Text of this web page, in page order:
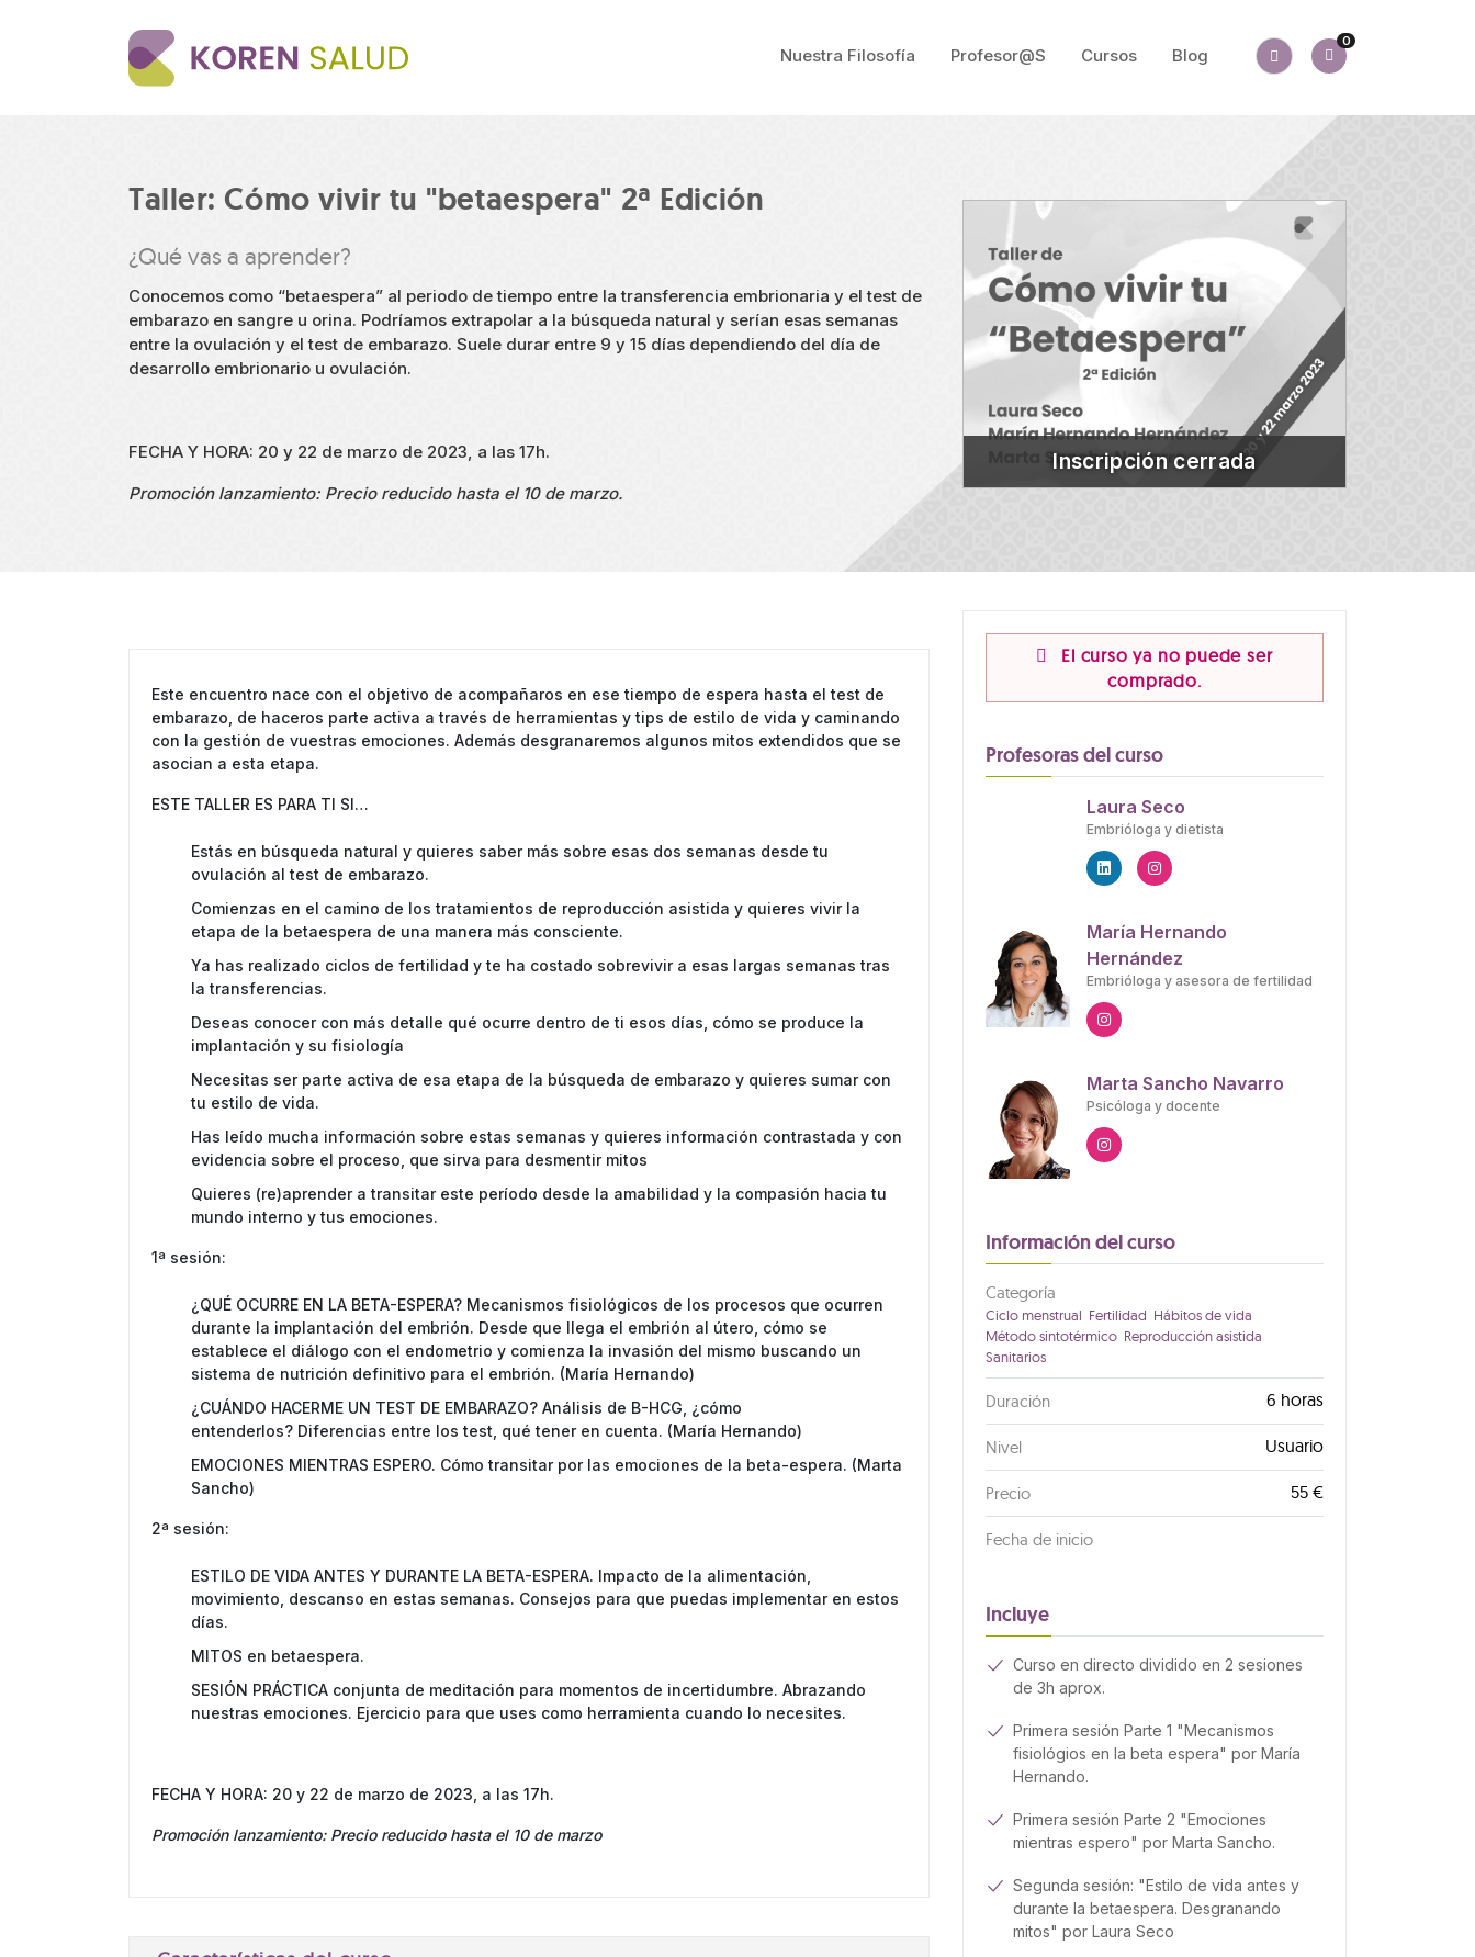
Nuestra Filosofía Profesor@s Cursos Blog
0
Taller: Cómo vivir tu "betaespera" 2ª Edición
¿Qué vas a aprender?
Conocemos como “betaespera” al periodo de tiempo entre la transferencia embrionaria y el test de
embarazo en sangre u orina. Podríamos extrapolar a la búsqueda natural y serían esas semanas
entre la ovulación y el test de embarazo. Suele durar entre 9 y 15 días dependiendo del día de
desarrollo embrionario u ovulación.
FECHA Y HORA: 20 y 22 de marzo de 2023, a las 17h.
Promoción lanzamiento: Precio reducido hasta el 10 de marzo.
El curso ya no puede ser
comprado.
Profesoras del curso
Laura Seco
Embrióloga y dietista
María Hernando
Hernández
Embrióloga y asesora de fertilidad
Marta Sancho Navarro
Psicóloga y docente
Información del curso
Categoría
Ciclo menstrual Fertilidad Hábitos de vida
Método sintotérmico Reproducción asistida
Sanitarios
Duración 6 horas
Nivel Usuario
Precio 55 €
Fecha de inicio
Incluye
Curso en directo dividido en 2 sesiones
de 3h aprox.
Primera sesión Parte 1 "Mecanismos
fisiológios en la beta espera" por María
Hernando.
Primera sesión Parte 2 "Emociones
mientras espero" por Marta Sancho.
Segunda sesión: "Estilo de vida antes y
durante la betaespera. Desgranando
mitos" por Laura Seco
Este encuentro nace con el objetivo de acompañaros en ese tiempo de espera hasta el test de
embarazo, de haceros parte activa a través de herramientas y tips de estilo de vida y caminando
con la gestión de vuestras emociones. Además desgranaremos algunos mitos extendidos que se
asocian a esta etapa.
ESTE TALLER ES PARA TI SI…
Estás en búsqueda natural y quieres saber más sobre esas dos semanas desde tu
ovulación al test de embarazo.
Comienzas en el camino de los tratamientos de reproducción asistida y quieres vivir la
etapa de la betaespera de una manera más consciente.
Ya has realizado ciclos de fertilidad y te ha costado sobrevivir a esas largas semanas tras
la transferencias.
Deseas conocer con más detalle qué ocurre dentro de ti esos días, cómo se produce la
implantación y su fisiología
Necesitas ser parte activa de esa etapa de la búsqueda de embarazo y quieres sumar con
tu estilo de vida.
Has leído mucha información sobre estas semanas y quieres información contrastada y con
evidencia sobre el proceso, que sirva para desmentir mitos
Quieres (re)aprender a transitar este período desde la amabilidad y la compasión hacia tu
mundo interno y tus emociones.
1ª sesión:
¿QUÉ OCURRE EN LA BETA-ESPERA? Mecanismos fisiológicos de los procesos que ocurren
durante la implantación del embrión. Desde que llega el embrión al útero, cómo se
establece el diálogo con el endometrio y comienza la invasión del mismo buscando un
sistema de nutrición definitivo para el embrión. (María Hernando)
¿CUÁNDO HACERME UN TEST DE EMBARAZO? Análisis de B-HCG, ¿cómo
entenderlos? Diferencias entre los test, qué tener en cuenta. (María Hernando)
EMOCIONES MIENTRAS ESPERO. Cómo transitar por las emociones de la beta-espera. (Marta
Sancho)
2ª sesión:
ESTILO DE VIDA ANTES Y DURANTE LA BETA-ESPERA. Impacto de la alimentación,
movimiento, descanso en estas semanas. Consejos para que puedas implementar en estos
días.
MITOS en betaespera.
SESIÓN PRÁCTICA conjunta de meditación para momentos de incertidumbre. Abrazando
nuestras emociones. Ejercicio para que uses como herramienta cuando lo necesites.
FECHA Y HORA: 20 y 22 de marzo de 2023, a las 17h.
Promoción lanzamiento: Precio reducido hasta el 10 de marzo